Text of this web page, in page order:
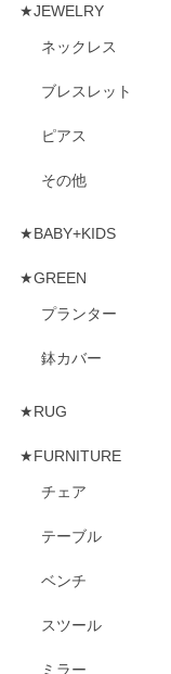
★JEWELRY
ネックレス
ブレスレット
ピアス
その他
★BABY+KIDS
★GREEN
プランター
鉢カバー
★RUG
★FURNITURE
チェア
テーブル
ベンチ
スツール
ミラー